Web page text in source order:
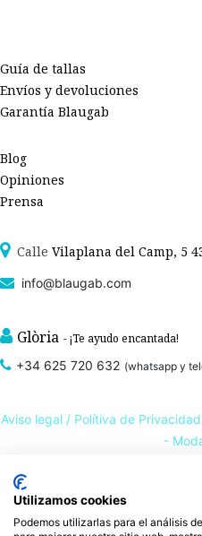
Guía de tallas
Envíos y devoluciones
Garantía Blaugab
Blog
Opiniones
Prensa
Calle Vilaplana del Camp, 5
info@blaugab.com
Glòria - ¡Te ayudo encantada!
+34 625 720 632 (whatsapp y
Aviso legal / Polítiva de Privacidad
-
Tienda online deropa ecológica,
ropa interior de algodón orgánico,como
Utilizamos cookies
Podemos utilizarlas para el análisis